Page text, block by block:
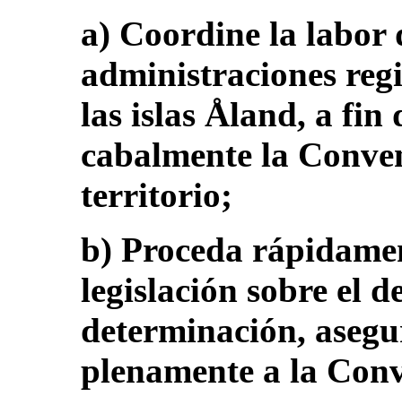
a) Coordine la labor
administraciones
las islas Åland, a fin
cabalmente la
territorio;
b) Proceda
legislación sobre el
determinación,
plenamente a la